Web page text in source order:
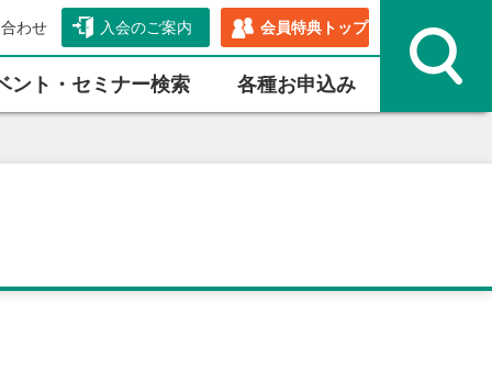
わせ 入会のご案内 会員特典トップ
ント・セミナー検索 各種お申込み